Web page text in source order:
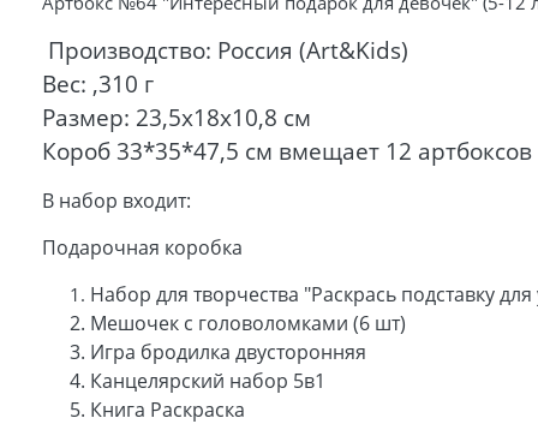
Производство: Россия (Art&Kids)
Вес: ,310 г
Размер: 23,5х18х10,8 см
Короб 33*35*47,5 см вмещает 12 артбоксов
В набор входит:
Подарочная коробка
Набор для творчества "Раскрась подставку
Мешочек с головоломками (6 шт)
Игра бродилка двусторонняя
Канцелярский набор 5в1
Книга Раскраска